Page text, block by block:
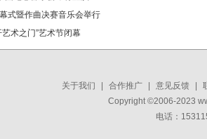
式暨作曲决赛音乐会举行
术之门”艺术节闭幕
关于我们 合作推广 意见反馈
Copyright ©2006-2023
电话：